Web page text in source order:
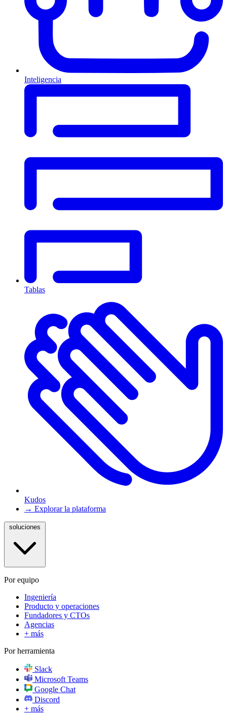
Inteligencia
Tablas
Kudos
→ Explorar la plataforma
Por equipo
Ingeniería
Producto y operaciones
Fundadores y CTOs
Agencias
+ más
Por herramienta
Slack
Microsoft Teams
Google Chat
Discord
+ más